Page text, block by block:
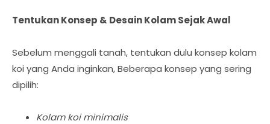
Tentukan Konsep & Desain Kolam Sejak Awal
Sebelum menggali tanah, tentukan dulu konsep kolam
koi yang Anda inginkan, Beberapa konsep yang sering
dipilih:
Kolam koi minimalis